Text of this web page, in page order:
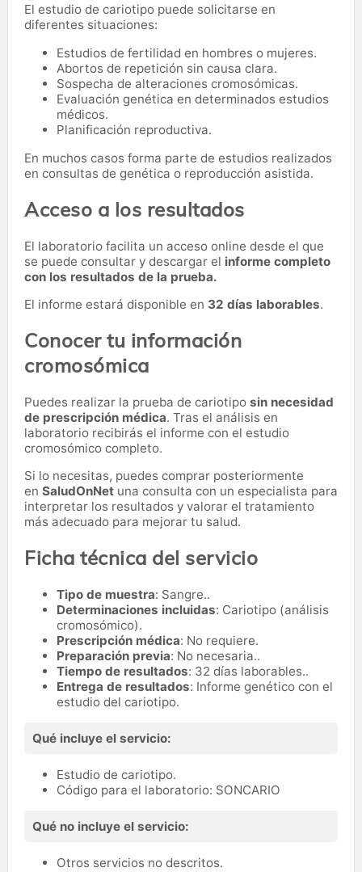
El estudio de cariotipo puede solicitarse en
diferentes situaciones:
Estudios de fertilidad en hombres o mujeres.
Abortos de repetición sin causa clara.
Sospecha de alteraciones cromosómicas.
Evaluación genética en determinados estudios
médicos.
Planificación reproductiva.
En muchos casos forma parte de estudios realizados
en consultas de genética o reproducción asistida.
Acceso a los resultados
El laboratorio facilita un acceso online desde el que
se puede consultar y descargar el informe completo
con los resultados de la prueba.
El informe estará disponible en 32 días laborables.
Conocer tu información
cromosómica
Puedes realizar la prueba de cariotipo sin necesidad
de prescripción médica. Tras el análisis en
laboratorio recibirás el informe con el estudio
cromosómico completo.
Si lo necesitas, puedes comprar posteriormente
en SaludOnNet una consulta con un especialista para
interpretar los resultados y valorar el tratamiento
más adecuado para mejorar tu salud.
Ficha técnica del servicio
Tipo de muestra: Sangre..
Determinaciones incluidas: Cariotipo (análisis
cromosómico).
Prescripción médica: No requiere.
Preparación previa: No necesaria..
Tiempo de resultados: 32 días laborables..
Entrega de resultados: Informe genético con el
estudio del cariotipo.
Qué incluye el servicio:
Estudio de cariotipo.
Código para el laboratorio: SONCARIO
Qué no incluye el servicio:
Otros servicios no descritos.